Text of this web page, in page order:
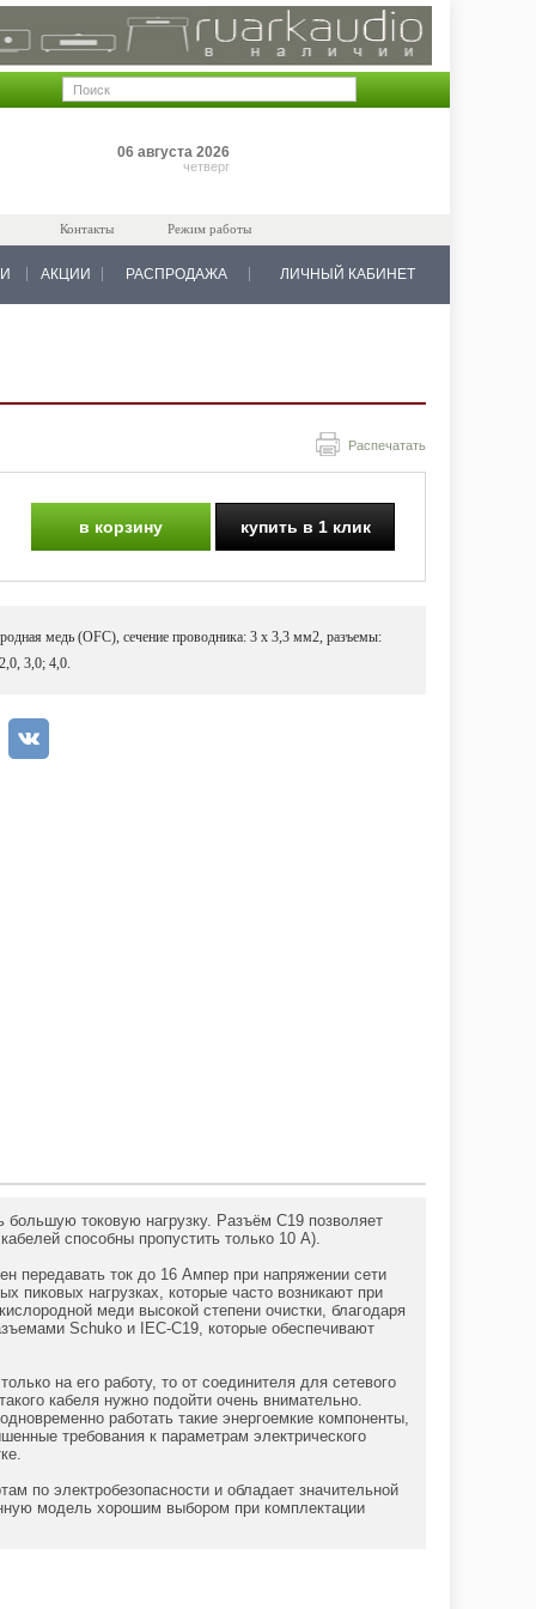
06 августа 2026
четверг
Контакты Режим работы
АКЦИИ РАСПРОДАЖА ЛИЧНЫЙ КАБИНЕТ
Распечатать
в корзину купить в 1 клик
медь (OFC), сечение проводника: 3 х 3,3 мм2, разъемы:
3,0; 4,0.
токовую нагрузку. Разъём C19 позволяет
способны пропустить только 10 А).
передавать ток до 16 Ампер при напряжении сети
пиковых нагрузках, которые часто возникают при
меди высокой степени очистки, благодаря
Schuko и IEC-C19, которые обеспечивают
на его работу, то от соединителя для сетевого
кабеля нужно подойти очень внимательно.
работать такие энергоемкие компоненты,
требования к параметрам электрического
по электробезопасности и обладает значительной
модель хорошим выбором при комплектации